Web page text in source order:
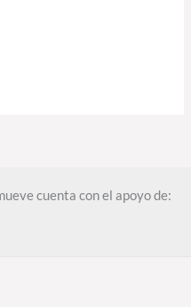
cuenta con el apoyo de: